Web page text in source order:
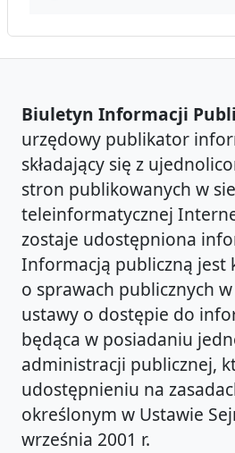
Biuletyn Informacji
urzędowy publikator
składający się z
stron publikowanych w
teleinformatycznej
zostaje udostępniona
Informacją publiczną jest
o sprawach publicznych
ustawy o dostępie do
będąca w posiadaniu
administracji publicznej,
udostępnieniu na
określonym w Ustawie
września 2001 r.